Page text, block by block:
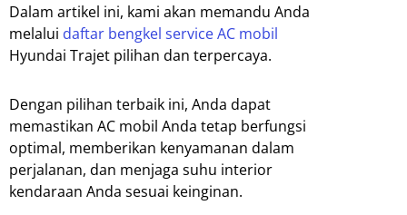
Dalam artikel ini, kami akan memandu Anda
melalui daftar bengkel service AC mobil
Hyundai Trajet pilihan dan terpercaya.
Dengan pilihan terbaik ini, Anda dapat
memastikan AC mobil Anda tetap berfungsi
optimal, memberikan kenyamanan dalam
perjalanan, dan menjaga suhu interior
kendaraan Anda sesuai keinginan.